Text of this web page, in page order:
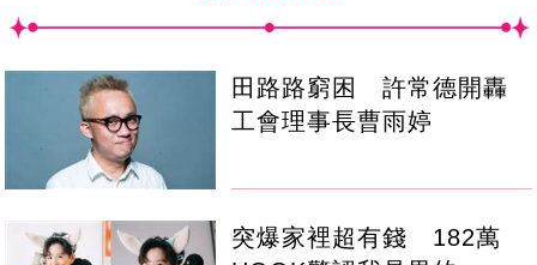
田路路窮困 許常德開轟
工會理事長曹雨婷
突爆家裡超有錢 182萬